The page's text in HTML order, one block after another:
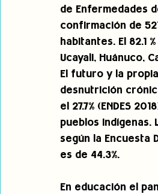
de Enfermedades
confirmación de
habitantes. El 82.1
Ucayali, Huánuco,
El futuro y la
desnutrición
el 27.7% (ENDES
pueblos indígenas.
según la Encuesta
es de 44.3%.
En educación el